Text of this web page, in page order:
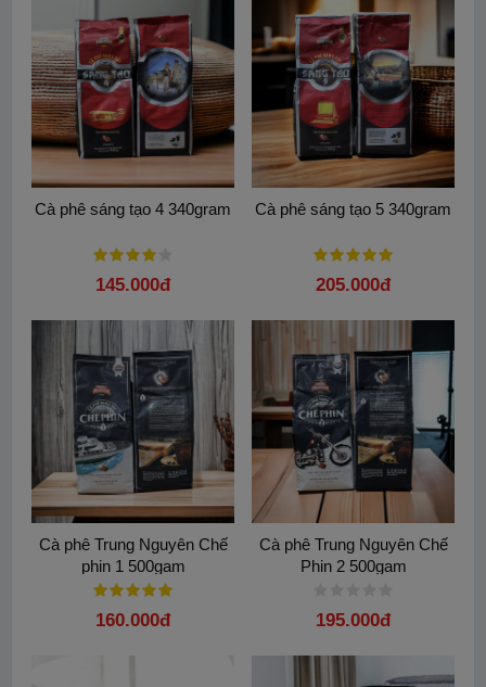
Cà phê sáng tạo 4 340gram
145.000đ
Cà phê sáng tạo 5 340gram
205.000đ
Cà phê Trung Nguyên Chế
phin 1 500gam
160.000đ
Cà phê Trung Nguyên Chế
Phin 2 500gam
195.000đ